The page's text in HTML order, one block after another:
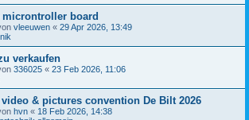
microntroller board
vleeuwen « 29 Apr 2026, 13:49
verkaufen
336025 « 23 Feb 2026, 11:06
& pictures convention De Bilt 2026
hvn « 18 Feb 2026, 14:38